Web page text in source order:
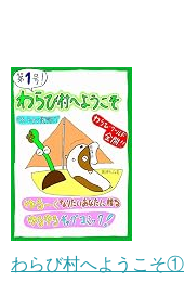
わらび村へようこそ①